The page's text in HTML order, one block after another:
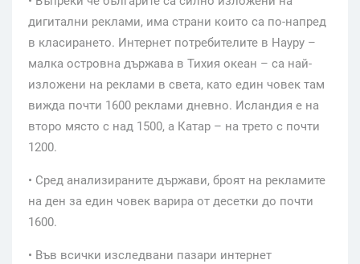
дигитални реклами, има страни които са по-напред
в класирането. Интернет потребителите в Науру –
малка островна държава в Тихия океан – са най-
изложени на реклами в света, като един човек там
вижда почти 1600 реклами дневно. Исландия е на
второ място с над 1500, а Катар – на трето с почти
1200.
• Сред анализираните държави, броят на рекламите
на ден за един човек варира от десетки до почти
1600.
• Във всички изследвани пазари интернет